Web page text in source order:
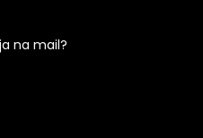
na mail?